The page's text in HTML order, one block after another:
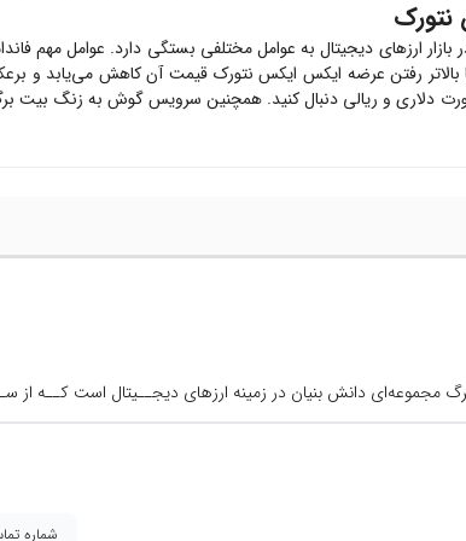
بازار ارزهای دیجیتال به عوامل مختلفی بستگی دارد. عوامل مهم
رفتن عرضه ایکس ایکس نتورک قیمت آن کاهش می‌یابد و
دلاری و ریالی دنبال کنید. همچنین سرویس گوش به زنگ بیت
دانش بنیان در زمینه ارزهای دیجــیتال است کــه از ســال ۱۳۹۷ بــا هــدف
شماره